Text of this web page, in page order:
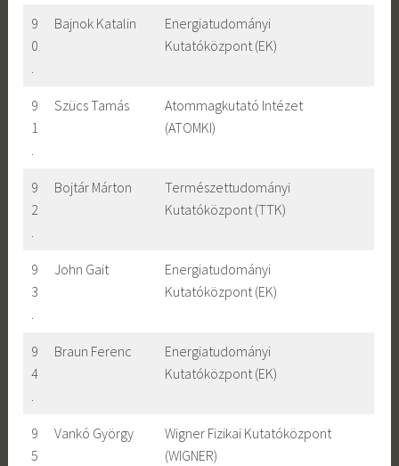
9
0
.
Bajnok Katalin
Energiatudományi
Kutatóközpont (EK)
9
1
.
Szücs Tamás
Atommagkutató Intézet
(ATOMKI)
9
2
.
Bojtár Márton
Természettudományi
Kutatóközpont (TTK)
9
3
.
John Gait
Energiatudományi
Kutatóközpont (EK)
9
4
.
Braun Ferenc
Energiatudományi
Kutatóközpont (EK)
9
5
Vankó György
Wigner Fizikai Kutatóközpont
(WIGNER)